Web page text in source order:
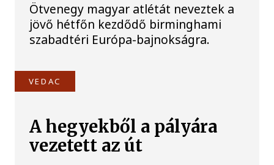
Ötvenegy magyar atlétát neveztek a
jövő hétfőn kezdődő birminghami
szabadtéri Európa-bajnokságra.
VEDAC
A hegyekből a pályára
vezetett az út